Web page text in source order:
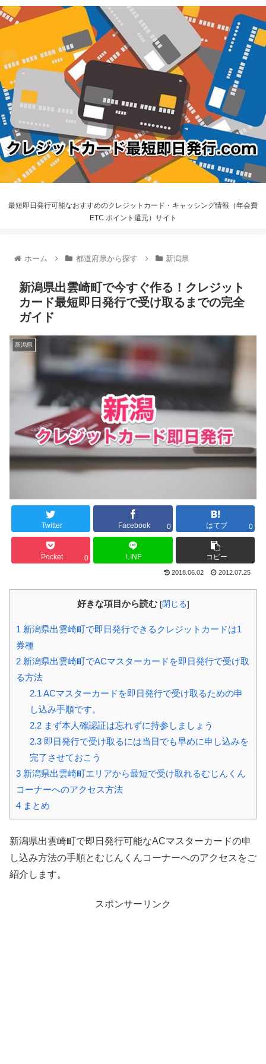
最短即日発行可能なおすすめのクレジットカード・キャッシング情報（年会費
ETC ポイント還元）サイト
ホーム 都道府県から探す 新潟県
新潟県出雲崎町で今すぐ作る！クレジット
カード最短即日発行で受け取るまでの完全
ガイド
新潟県
Twitter Facebook 0 はてブ 0
Pocket 0 LINE コピー
2018.06.02 2012.07.25
好きな項目から読む [閉じる]
1 新潟県出雲崎町で即日発行できるクレジットカードは1
券種
2 新潟県出雲崎町でACマスターカードを即日発行で受け取
る方法
2.1 ACマスターカードを即日発行で受け取るための申
し込み手順です。
2.2まず本人確認証は忘れずに持参しましょう
2.3即日発行で受け取るには当日でも早めに申し込みを
完了させておこう
3 新潟県出雲崎町エリアから最短で受け取れるむじんくん
コーナーへのアクセス方法
4 まとめ
新潟県出雲崎町で即日発行可能なACマスターカードの申
し込み方法の手順とむじんくんコーナーへのアクセスをご
紹介します。
スポンサーリンク